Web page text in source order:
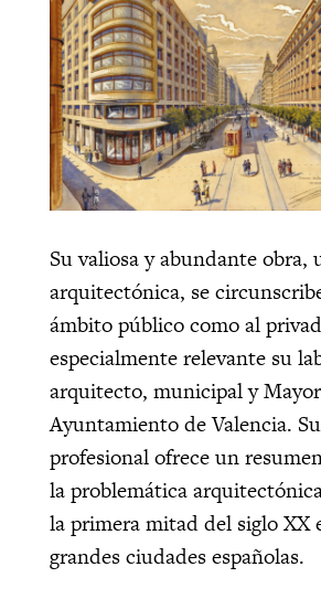
Su valiosa y abundante obra,
arquitectónica, se
ámbito público como al
especialmente relevante su
arquitecto, municipal y
Ayuntamiento de Valencia.
profesional ofrece un
la problemática
la primera mitad del siglo XX
grandes ciudades españolas.